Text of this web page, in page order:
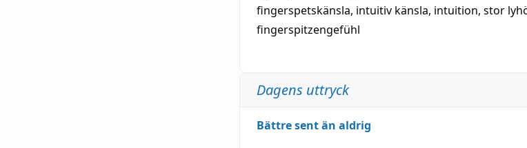
fingerspetskänsla, intuitiv känsla, intuition, stor
fingerspitzengefühl
Dagens uttryck
Bättre sent än aldrig